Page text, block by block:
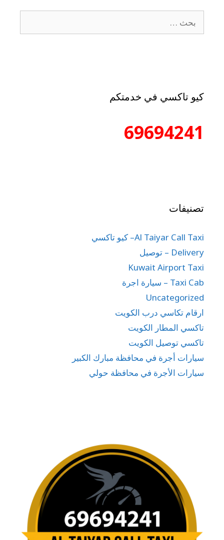
كيو تاكسي في خدمتكم
69694241
تصنيفات
Al Taiyar Call Taxi– كيو تاكسي
Delivery – توصيل
Kuwait Airport Taxi
Taxi Cab – سيارة اجرة
Uncategorized
ارقام تكاسي درب الكويت
تاكسي المطار الكويت
تاكسي توصيل الكويت
سيارات أجرة في محافظة مبارك الكبير
سيارات الأجرة في محافظة حولي